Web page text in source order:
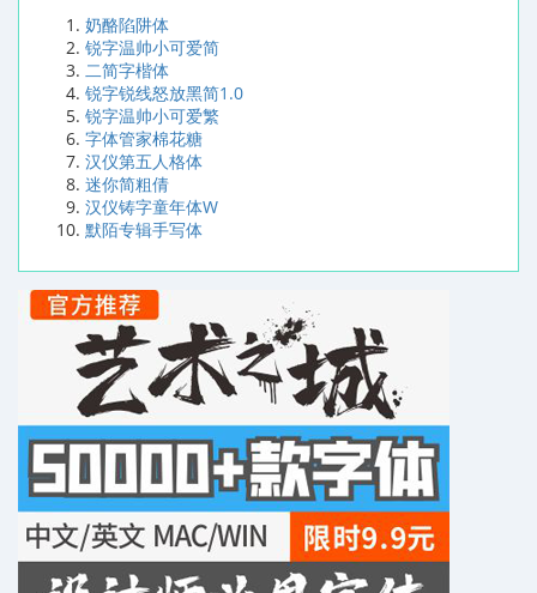
奶酪陷阱体
锐字温帅小可爱简
二简字楷体
锐字锐线怒放黑简1.0
锐字温帅小可爱繁
字体管家棉花糖
汉仪第五人格体
迷你简粗倩
汉仪铸字童年体W
默陌专辑手写体